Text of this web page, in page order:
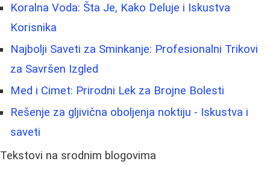
Koralna Voda: Šta Je, Kako Deluje i Iskustva
Korisnika
Najbolji Saveti za Sminkanje: Profesionalni Trikovi
za Savršen Izgled
Med i Cimet: Prirodni Lek za Brojne Bolesti
Rešenje za gljivična oboljenja noktiju - Iskustva i
saveti
Tekstovi na srodnim blogovima